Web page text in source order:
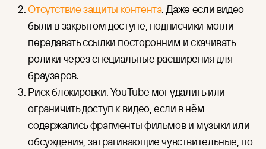
Отсутствие защиты контента. Даже если видео
были в закрытом доступе, подписчики могли
передавать ссылки посторонним и скачивать
ролики через специальные расширения для
браузеров.
Риск блокировки. YouTube мог удалить или
ограничить доступ к видео, если в нём
содержались фрагменты фильмов и музыки или
обсуждения, затрагивающие чувствительные, по